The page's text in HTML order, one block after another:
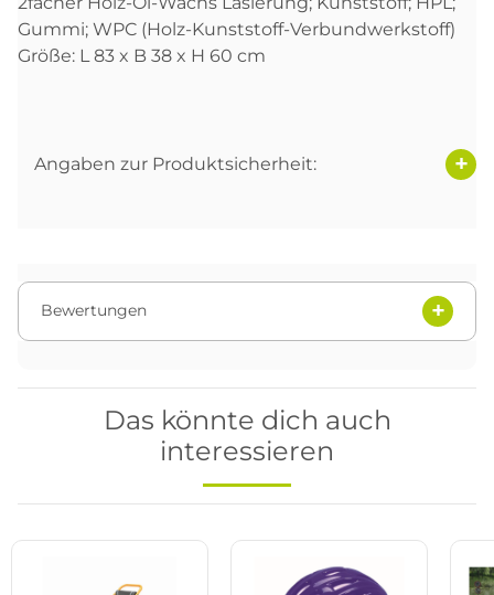
Gummi; WPC (Holz-Kunststoff-Verbundwerkstoff)
Größe: L 83 x B 38 x H 60 cm
Angaben zur Produktsicherheit:
Bewertungen
Das könnte dich auch
interessieren